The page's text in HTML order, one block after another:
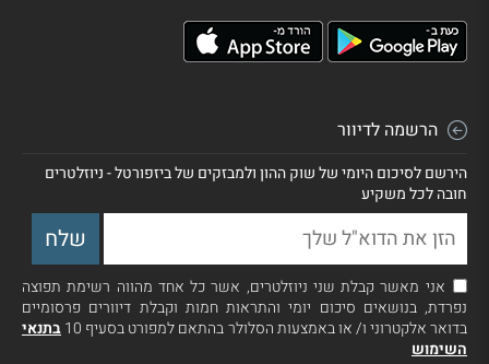
הרשמה לדיוור
הירשם לסיכום היומי של שוק ההון ולמבזקים של ביזפורטל - ניוזלטרים
חובה לכל משקיע
אני מאשר קבלת שני ניוזלטרים, אשר כל אחד מהווה רשימת תפוצה
נפרדת, בנושאים סיכום יומי והתראות חמות וקבלת דיוורים פרסומיים
בדואר אלקטרוני ו/ או באמצעות הסלולר בהתאם למפורט בסעיף 10
בתנאי
השימוש